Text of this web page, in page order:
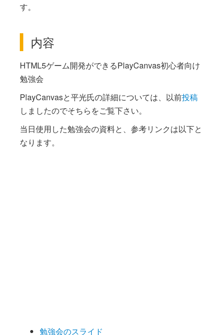
す。
内容
HTML5ゲーム開発ができるPlayCanvas初心者向け
勉強会
PlayCanvasと平光氏の詳細については、以前投稿
しましたのでそちらをご覧下さい。
当日使用した勉強会の資料と、参考リンクは以下と
なります。
勉強会のスライド